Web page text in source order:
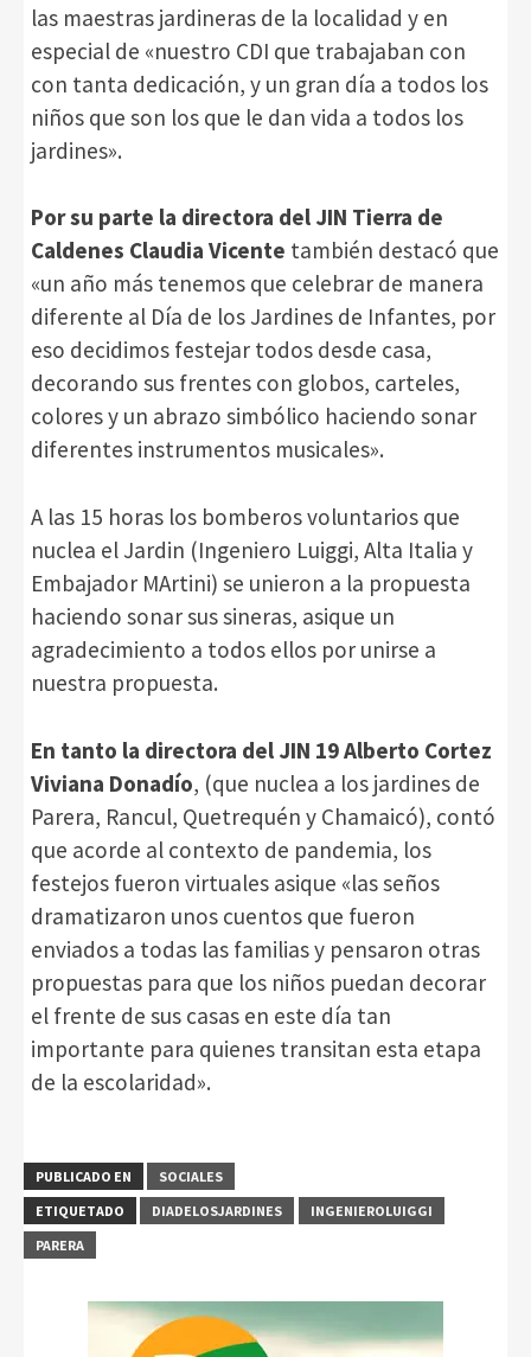
las maestras jardineras de la localidad y en
especial de «nuestro CDI que trabajaban con
con tanta dedicación, y un gran día a todos los
niños que son los que le dan vida a todos los
jardines».
Por su parte la directora del JIN Tierra de
Caldenes Claudia Vicente también destacó que
«un año más tenemos que celebrar de manera
diferente al Día de los Jardines de Infantes, por
eso decidimos festejar todos desde casa,
decorando sus frentes con globos, carteles,
colores y un abrazo simbólico haciendo sonar
diferentes instrumentos musicales».
A las 15 horas los bomberos voluntarios que
nuclea el Jardin (Ingeniero Luiggi, Alta Italia y
Embajador MArtini) se unieron a la propuesta
haciendo sonar sus sineras, asique un
agradecimiento a todos ellos por unirse a
nuestra propuesta.
En tanto la directora del JIN 19 Alberto Cortez
Viviana Donadío, (que nuclea a los jardines de
Parera, Rancul, Quetrequén y Chamaicó), contó
que acorde al contexto de pandemia, los
festejos fueron virtuales asique «las seños
dramatizaron unos cuentos que fueron
enviados a todas las familias y pensaron otras
propuestas para que los niños puedan decorar
el frente de sus casas en este día tan
importante para quienes transitan esta etapa
de la escolaridad».
PUBLICADO EN
SOCIALES
ETIQUETADO
DIADELOSJARDINES
INGENIEROLUIGGI
PARERA